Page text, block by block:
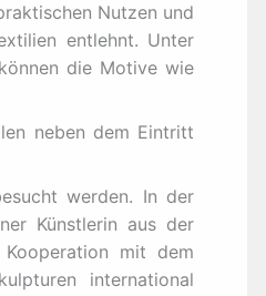
Nutzen und
entlehnt. Unter
die Motive wie
neben dem Eintritt
werden. In der
Künstlerin aus der
mit dem
international